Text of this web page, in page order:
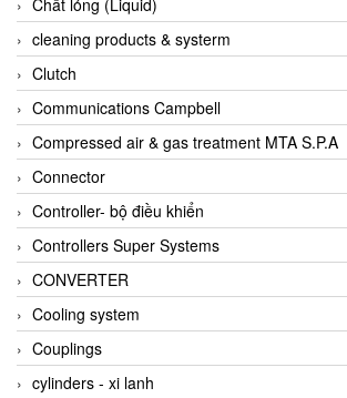
Akerstroms Viet Nam
AKO Armaturen & Separationstechnik
AKO Armaturen & Separationstechnik Vietnam
AKUSENSE
ALA OFFICINE SPA
Albrecht-Automatik Viet Nam
Allen Bradley Vietnam
Alpha Moisture Vietnam
Alpha-Achem Vietnam
Alphino
ALRE-IT Vietnam
cleaning products & systerm
Clutch
Communications Campbell
Compressed air & gas treatment MTA S.P.A
Connector
Controller- bộ điều khiển
Controllers Super Systems
CONVERTER
Cooling system
Couplings
cylinders - xi lanh